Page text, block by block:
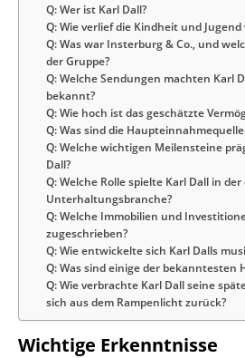
Q: Wer ist Karl Dall?
Q: Wie verlief die Kindheit und Jugend
Q: Was war Insterburg & Co., und
der Gruppe?
Q: Welche Sendungen machten Karl
bekannt?
Q: Wie hoch ist das geschätzte
Q: Was sind die
Q: Welche wichtigen Meilensteine
Dall?
Q: Welche Rolle spielte Karl Dall in
Unterhaltungsbranche?
Q: Welche Immobilien und
zugeschrieben?
Q: Wie entwickelte sich Karl Dalls
Q: Was sind einige der bekanntesten
Q: Wie verbrachte Karl Dall seine
sich aus dem Rampenlicht zurück?
Wichtige Erkenntnisse